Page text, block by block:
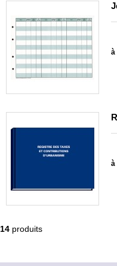
à
à
14 produits